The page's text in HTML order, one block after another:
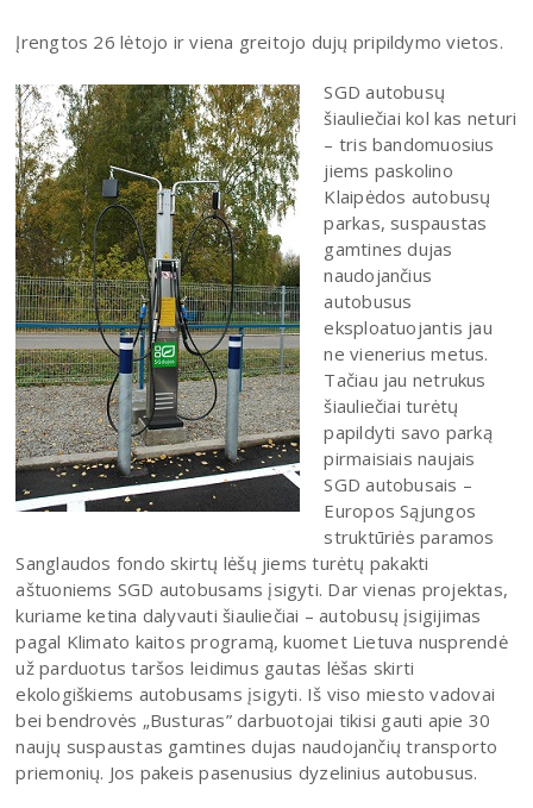
Įrengtos 26 lėtojo ir viena greitojo dujų pripildymo vietos.
SGD autobusų
šiauliečiai kol kas neturi
– tris bandomuosius
jiems paskolino
Klaipėdos autobusų
parkas, suspaustas
gamtines dujas
naudojančius
autobusus
eksploatuojantis jau
ne vienerius metus.
Tačiau jau netrukus
šiauliečiai turėtų
papildyti savo parką
pirmaisiais naujais
SGD autobusais –
Europos Sąjungos
struktūriės paramos
Sanglaudos fondo skirtų lėšų jiems turėtų pakakti
aštuoniems SGD autobusams įsigyti. Dar vienas projektas,
kuriame ketina dalyvauti šiauliečiai – autobusų įsigijimas
pagal Klimato kaitos programą, kuomet Lietuva nusprendė
už parduotus taršos leidimus gautas lėšas skirti
ekologiškiems autobusams įsigyti. Iš viso miesto vadovai
bei bendrovės „Busturas” darbuotojai tikisi gauti apie 30
naujų suspaustas gamtines dujas naudojančių transporto
priemonių. Jos pakeis pasenusius dyzelinius autobusus.